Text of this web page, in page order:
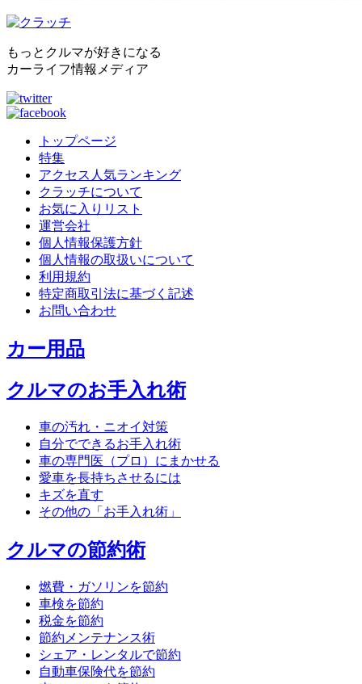
もっとクルマが好きになる
カーライフ情報メディア
トップページ
特集
アクセス人気ランキング
クラッチについて
お気に入りリスト
運営会社
個人情報保護方針
個人情報の取扱いについて
利用規約
特定商取引法に基づく記述
お問い合わせ
カー用品
クルマのお手入れ術
車の汚れ・ニオイ対策
自分でできるお手入れ術
車の専門医（プロ）にまかせる
愛車を長持ちさせるには
キズを直す
その他の「お手入れ術」
クルマの節約術
燃費・ガソリンを節約
車検を節約
税金を節約
節約メンテナンス術
シェア・レンタルで節約
自動車保険代を節約